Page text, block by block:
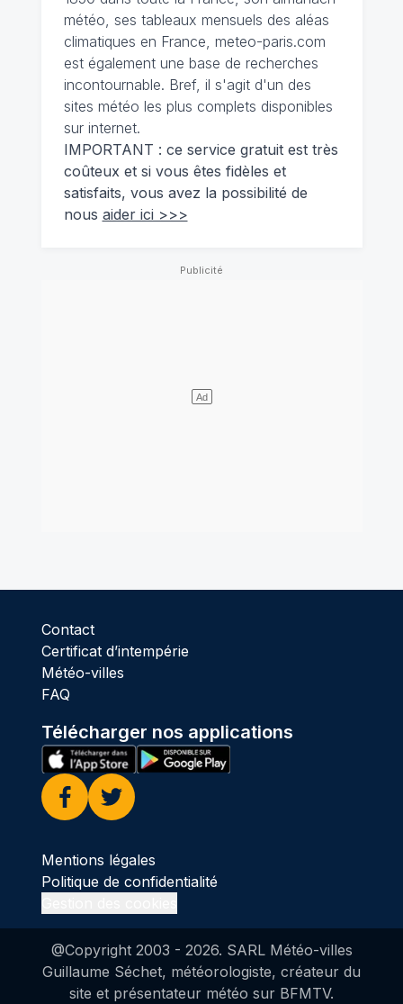
météo, ses tableaux mensuels des aléas
climatiques en France, meteo-paris.com
est également une base de recherches
incontournable. Bref, il s'agit d'un des
sites météo les plus complets disponibles
sur internet.
IMPORTANT : ce service gratuit est très
coûteux et si vous êtes fidèles et
satisfaits, vous avez la possibilité de
nous aider ici >>>
Contact
Certificat d’intempérie
Météo-villes
FAQ
Télécharger nos applications
Facebook
Twitter
Mentions légales
Politique de confidentialité
@Copyright 2003 - 2026. SARL Météo-villes
Guillaume Séchet, météorologiste, créateur du
site et présentateur météo sur BFMTV.